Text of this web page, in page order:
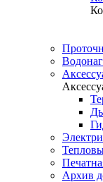
Архив